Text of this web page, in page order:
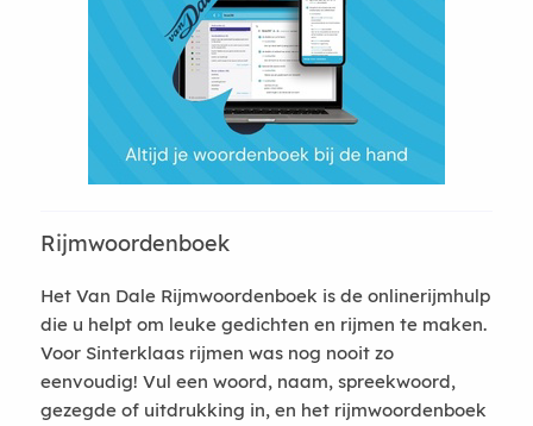
Rijmwoordenboek
Het Van Dale Rijmwoordenboek is de onlinerijmhulp
die u helpt om leuke gedichten en rijmen te maken.
Voor Sinterklaas rijmen was nog nooit zo
eenvoudig! Vul een woord, naam, spreekwoord,
gezegde of uitdrukking in, en het rijmwoordenboek